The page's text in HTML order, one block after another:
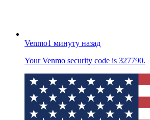
Venmo1 минуту назад
Your Venmo security code is 327790.